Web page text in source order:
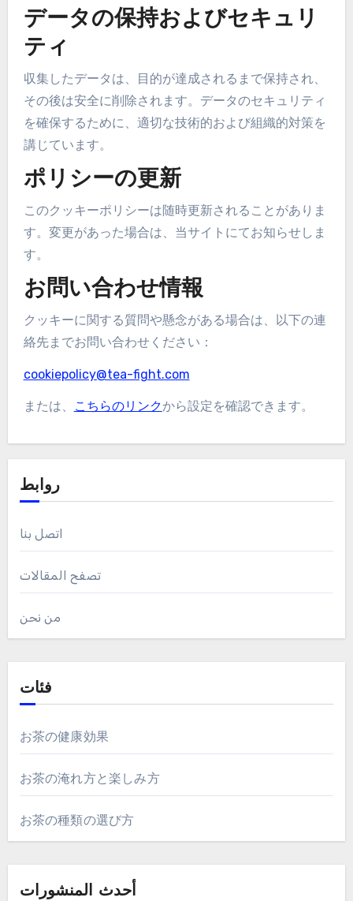
データの保持およびセキュリ
ティ
収集したデータは、目的が達成されるまで保持され、
その後は安全に削除されます。データのセキュリティ
を確保するために、適切な技術的および組織的対策を
講じています。
ポリシーの更新
このクッキーポリシーは随時更新されることがありま
す。変更があった場合は、当サイトにてお知らせしま
す。
お問い合わせ情報
クッキーに関する質問や懸念がある場合は、以下の連
絡先までお問い合わせください：
cookiepolicy@tea-fight.com
または、 こちらのリンクから設定を確認できます。
روابط
اتصل بنا
تصفح المقالات
من نحن
فئات
お茶の健康効果
お茶の淹れ方と楽しみ方
お茶の種類の選び方
أحدث المنشورات